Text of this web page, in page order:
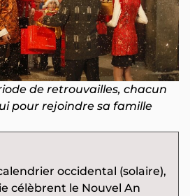
de retrouvailles, chacun
pour rejoindre sa famille
occidental (solaire),
célèbrent le Nouvel An